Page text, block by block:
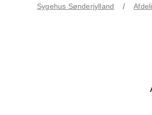
Sygehus Sønderjylland